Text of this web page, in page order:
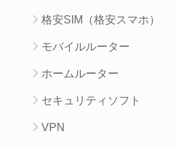
格安SIM（格安スマホ）
モバイルルーター
ホームルーター
セキュリティソフト
VPN